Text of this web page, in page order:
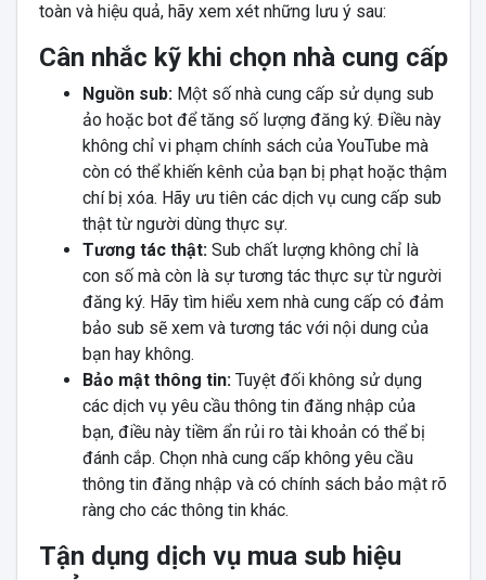
toàn và hiệu quả, hãy xem xét những lưu ý sau:
Cân nhắc kỹ khi chọn nhà cung cấp
Nguồn sub:Một số nhà cung cấp sử dụng sub
ảo hoặc bot để tăng số lượng đăng ký. Điều này
không chỉ vi phạm chính sách của YouTube mà
còn có thể khiến kênh của bạn bị phạt hoặc thậm
chí bị xóa. Hãy ưu tiên các dịch vụ cung cấp sub
thật từ người dùng thực sự.
Tương tác thật:Sub chất lượng không chỉ là
con số mà còn là sự tương tác thực sự từ người
đăng ký. Hãy tìm hiểu xem nhà cung cấp có đảm
bảo sub sẽ xem và tương tác với nội dung của
bạn hay không.
Bảo mật thông tin:Tuyệt đối không sử dụng
các dịch vụ yêu cầu thông tin đăng nhập của
bạn, điều này tiềm ẩn rủi ro tài khoản có thể bị
đánh cắp. Chọn nhà cung cấp không yêu cầu
thông tin đăng nhập và có chính sách bảo mật rõ
ràng cho các thông tin khác.
Tận dụng dịch vụ mua sub hiệu